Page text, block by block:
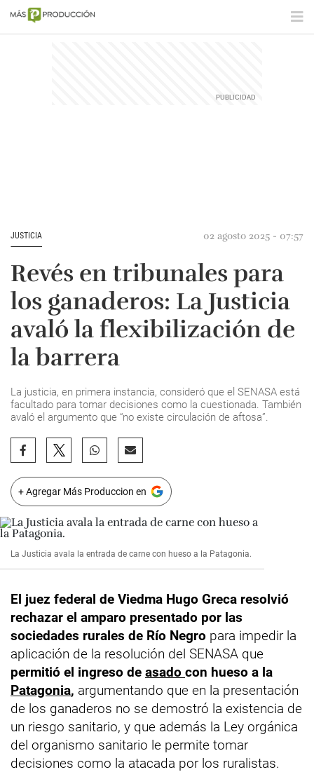
JUSTICIA 02 agosto 2025 - 07:57
Revés en tribunales para
los ganaderos: La Justicia
avaló la flexibilización de
la barrera
La justicia, en primera instancia, consideró que el SENASA está
facultado para tomar decisiones como la cuestionada. También
avaló el argumento que “no existe circulación de aftosa”.
+ Agregar Más Produccion en
La Justicia avala la entrada de carne con hueso a la Patagonia.
El juez federal de Viedma Hugo Greca resolvió
rechazar el amparo presentado por las
sociedades rurales de Río Negro para impedir la
aplicación de la resolución del SENASA que
permitió el ingreso de asado con hueso a la
Patagonia, argumentando que en la presentación
de los ganaderos no se demostró la existencia de
un riesgo sanitario, y que además la Ley orgánica
del organismo sanitario le permite tomar
decisiones como la atacada por los ruralistas.